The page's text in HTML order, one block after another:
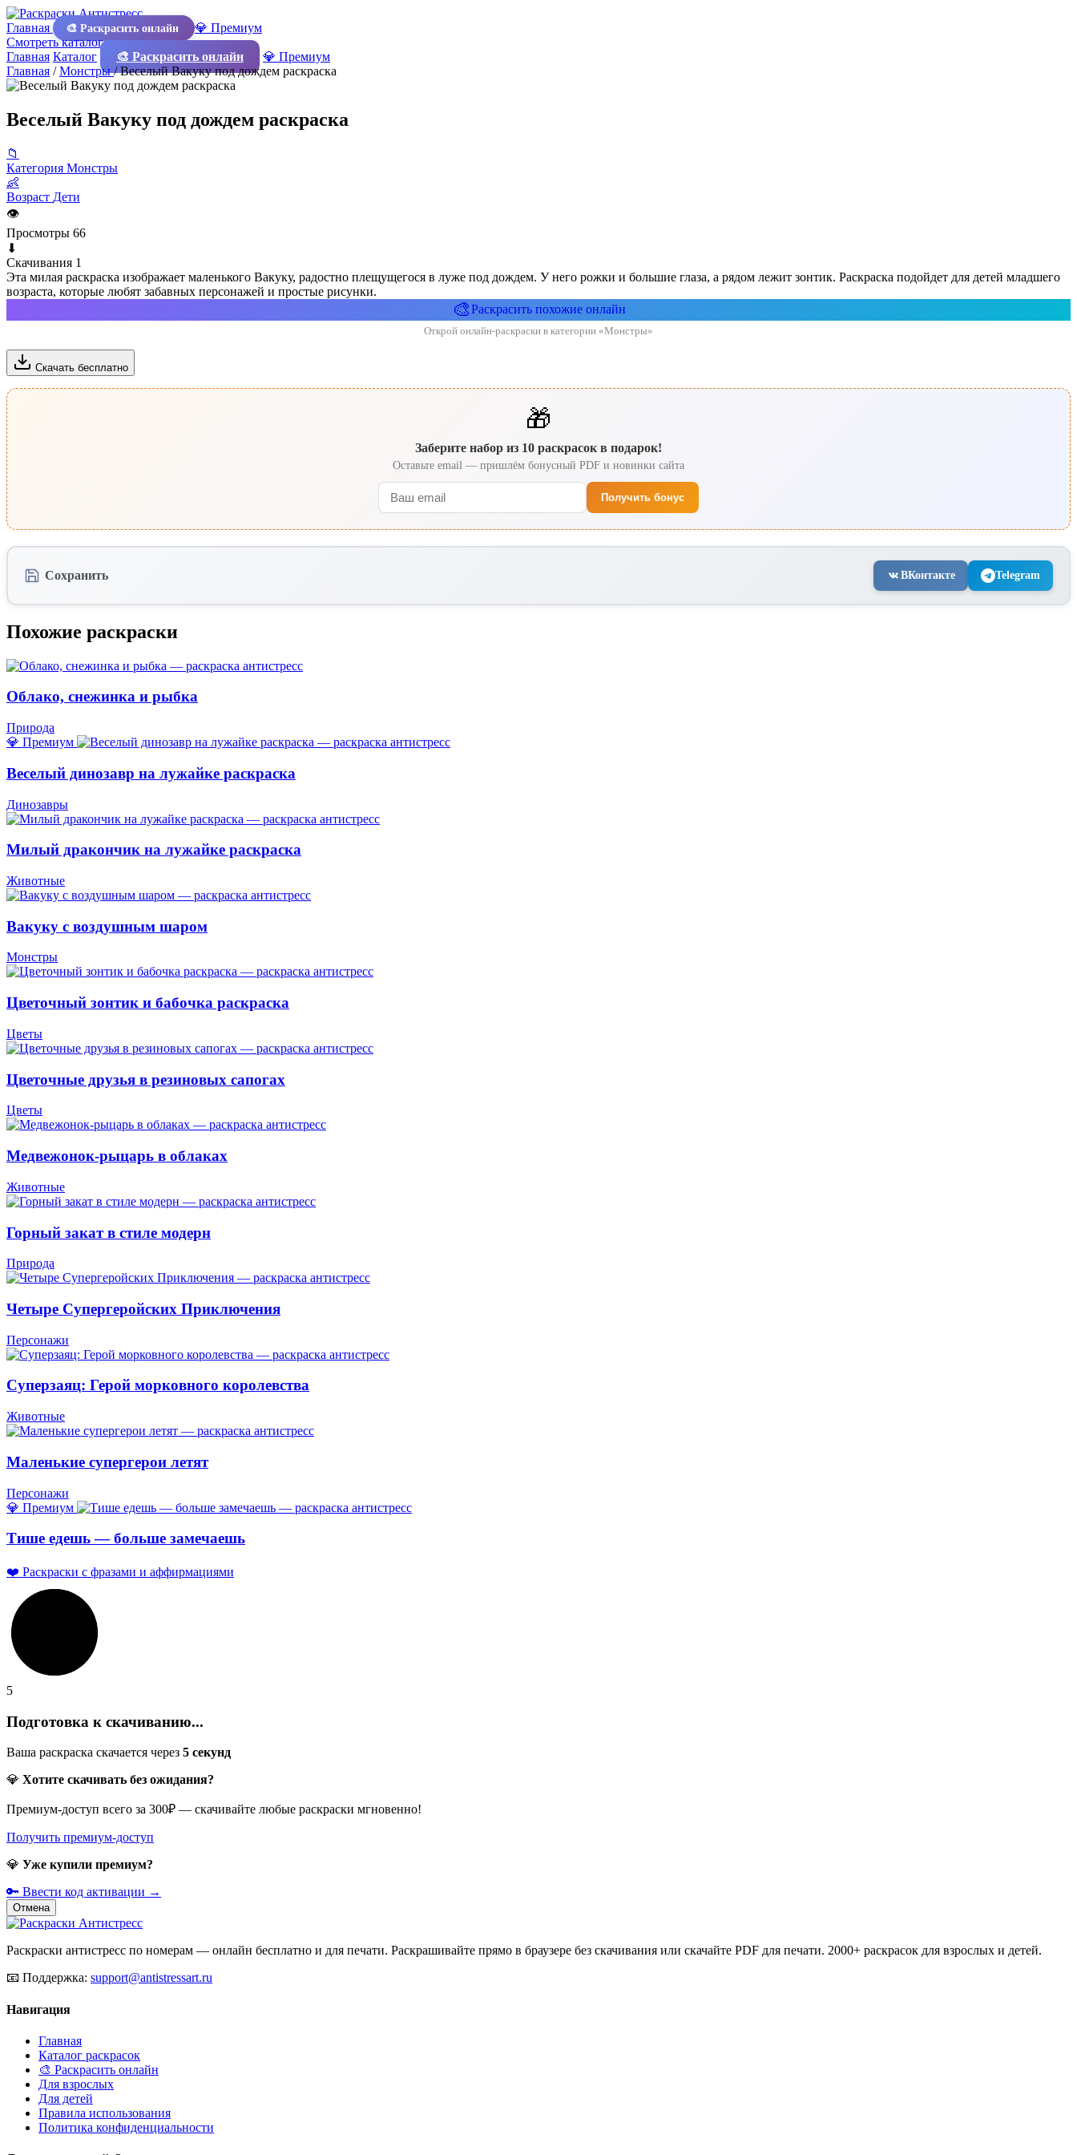
Главная 🎨 Раскрасить онлайн
💎 Премиум
Смотреть каталог
Главная Каталог 🎨 Раскрасить онлайн
💎 Премиум
Главная /Монстры/Веселый Вакуку под дождем раскраска
Веселый Вакуку под дождем раскраска
📁
Категория Монстры
👶
Возраст Дети
👁
Просмотры 66
⬇
Скачивания 1
Эта милая раскраска изображает маленького Вакуку, радостно плещущегося в луже под дождем. У него рожки и большие глаза, а рядом лежит зонтик. Раскраска подойдет для детей младшего
возраста, которые любят забавных персонажей и простые рисунки.
🎨Раскрасить похожие онлайн
Открой онлайн-раскраски в категории «Монстры»
Скачать бесплатно
🎁
Заберите набор из 10 раскрасок в подарок!
Оставьте email — пришлём бонусный PDF и новинки сайта
Получить бонус
Сохранить ВКонтакте Telegram
Похожие раскраски
Облако, снежинка и рыбка
Природа
💎 Премиум
Веселый динозавр на лужайке раскраска
Динозавры
Милый дракончик на лужайке раскраска
Животные
Вакуку с воздушным шаром
Монстры
Цветочный зонтик и бабочка раскраска
Цветы
Цветочные друзья в резиновых сапогах
Цветы
Медвежонок-рыцарь в облаках
Животные
Горный закат в стиле модерн
Природа
Четыре Супергеройских Приключения
Персонажи
Суперзаяц: Герой морковного королевства
Животные
Маленькие супергерои летят
Персонажи
💎 Премиум
Тише едешь — больше замечаешь
❤️ Раскраски с фразами и аффирмациями
5
Подготовка к скачиванию...
Ваша раскраска скачается через 5 секунд
💎 Хотите скачивать без ожидания?
Премиум-доступ всего за 300₽ — скачивайте любые раскраски мгновенно!
Получить премиум-доступ
💎 Уже купили премиум?
🔑 Ввести код активации →
Отмена
Раскраски антистресс по номерам — онлайн бесплатно и для печати. Раскрашивайте прямо в браузере без скачивания или скачайте PDF для печати. 2000+ раскрасок для взрослых и детей.
📧 Поддержка: support@antistressart.ru
Навигация
Главная
Каталог раскрасок
🎨 Раскрасить онлайн
Для взрослых
Для детей
Правила использования
Политика конфиденциальности